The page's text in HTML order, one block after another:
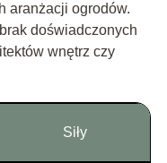
aranżacji ogrodów.
doświadczonych
wnętrz czy
Siły